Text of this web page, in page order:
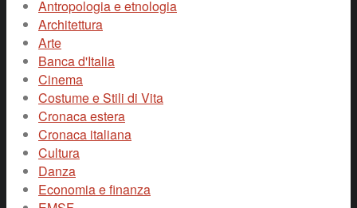
Antropologia e etnologia
Architettura
Arte
Banca d'Italia
Cinema
Costume e Stili di Vita
Cronaca estera
Cronaca italiana
Cultura
Danza
Economia e finanza